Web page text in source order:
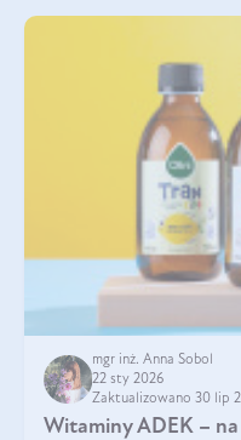
mgr inż. Anna Sobol
22 sty 2026
Zaktualizowano 30 lip
Witaminy ADEK –